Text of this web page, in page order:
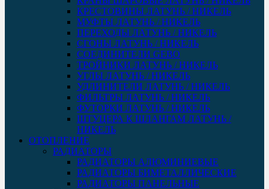
КРЕСТОВИНЫ ЛАТУНЬ / НИКЕЛЬ
МУФТЫ ЛАТУНЬ / НИКЕЛЬ
ПЕРЕХОДЫ ЛАТУНЬ / НИКЕЛЬ
СГОНЫ ЛАТУНЬ / НИКЕЛЬ
СОЕДИНИТЕЛИ GEBO
ТРОЙНИКИ ЛАТУНЬ / НИКЕЛЬ
УГЛЫ ЛАТУНЬ / НИКЕЛЬ
УДЛИНИТЕЛИ ЛАТУНЬ / НИКЕЛЬ
ФИЛЬТРЫ ЛАТУНЬ / НИКЕЛЬ
ФУТОРКИ ЛАТУНЬ / НИКЕЛЬ
ШТУЦЕРА К ШЛАНГАМ ЛАТУНЬ /
НИКЕЛЬ
ОТОПЛЕНИЕ
РАДИАТОРЫ
РАДИАТОРЫ АЛЮМИНИЕВЫЕ
РАДИАТОРЫ БИМЕТАЛЛИЧЕСКИЕ
РАДИАТОРЫ ПАНЕЛЬНЫЕ